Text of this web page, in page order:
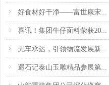
好食材好干净——富世康宋...
喜讯！集团牛仔面料荣获20...
无车承运，引领物流发展新...
遇石记泰山玉雕精品参展第...